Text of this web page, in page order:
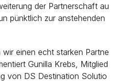
der Partnerschaft au
pünktlich zur anstehenden
wir einen echt starken Partne
Gunilla Krebs, Mitglied
von DS Destination Solutio